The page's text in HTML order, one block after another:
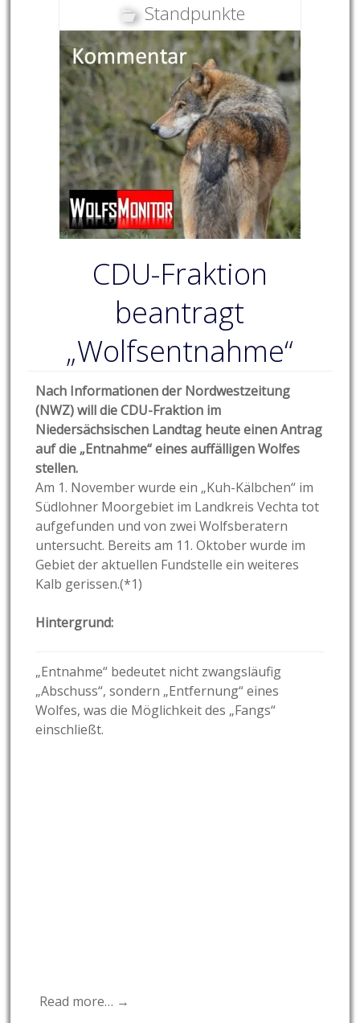
Standpunkte
CDU-Fraktion
beantragt
„Wolfsentnahme“
Nach Informationen der Nordwestzeitung
(NWZ) will die CDU-Fraktion im
Niedersächsischen Landtag heute einen Antrag
auf die „Entnahme“ eines auffälligen Wolfes
stellen.
Am 1. November wurde ein „Kuh-Kälbchen“ im
Südlohner Moorgebiet im Landkreis Vechta tot
aufgefunden und von zwei Wolfsberatern
untersucht. Bereits am 11. Oktober wurde im
Gebiet der aktuellen Fundstelle ein weiteres
Kalb gerissen.(*1)
Hintergrund:
„Entnahme“ bedeutet nicht zwangsläufig
„Abschuss“, sondern „Entfernung“ eines
Wolfes, was die Möglichkeit des „Fangs“
einschließt.
Read more… →